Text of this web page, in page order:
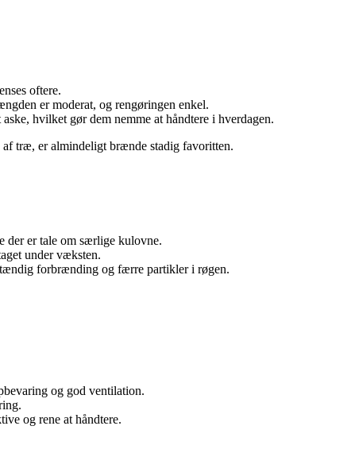
oftere.
er moderat, og rengøringen enkel.
hvilket gør dem nemme at håndtere i hverdagen.
træ, er almindeligt brænde stadig favoritten.
der er tale om særlige kulovne.
under væksten.
forbrænding og færre partikler i røgen.
og god ventilation.
og rene at håndtere.